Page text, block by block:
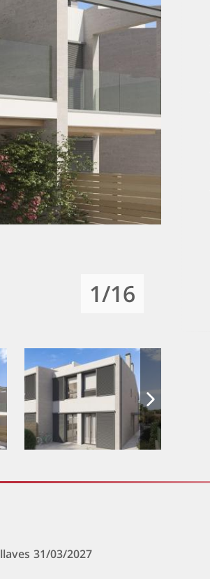
1/16
31/03/2027